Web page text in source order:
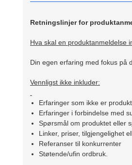
Retningslinjer for
Hva skal en produktanmeldelse
Din egen erfaring med fokus på
Vennligst ikke inkluder:
Erfaringer som ikke er
Erfaringer i forbindelse med
Spørsmål om produktet eller
Linker, priser, tilgjengelighet
Referanser til konkurrenter
Støtende/ufin ordbruk.